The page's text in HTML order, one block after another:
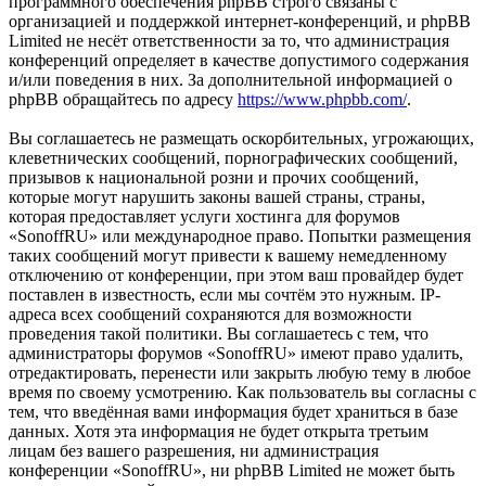
организацией и поддержкой интернет-конференций, и phpBB
Limited не несёт ответственности за то, что администрация
конференций определяет в качестве допустимого содержания
и/или поведения в них. За дополнительной информацией о
phpBB обращайтесь по адресу https://www.phpbb.com/.
Вы соглашаетесь не размещать оскорбительных, угрожающих,
клеветнических сообщений, порнографических сообщений,
призывов к национальной розни и прочих сообщений,
которые могут нарушить законы вашей страны, страны,
которая предоставляет услуги хостинга для форумов
«SonoffRU» или международное право. Попытки размещения
таких сообщений могут привести к вашему немедленному
отключению от конференции, при этом ваш провайдер будет
поставлен в известность, если мы сочтём это нужным. IP-
адреса всех сообщений сохраняются для возможности
проведения такой политики. Вы соглашаетесь с тем, что
администраторы форумов «SonoffRU» имеют право удалить,
отредактировать, перенести или закрыть любую тему в любое
время по своему усмотрению. Как пользователь вы согласны с
тем, что введённая вами информация будет храниться в базе
данных. Хотя эта информация не будет открыта третьим
лицам без вашего разрешения, ни администрация
конференции «SonoffRU», ни phpBB Limited не может быть